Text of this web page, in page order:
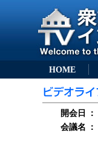
HOME
開会日 ：
会議名
：